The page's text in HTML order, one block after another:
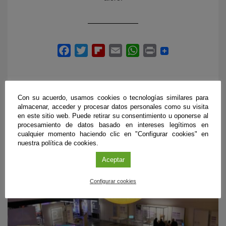
PRÓXIMOS EVENTOS
Con su acuerdo, usamos cookies o tecnologías similares para
almacenar, acceder y procesar datos personales como su visita
en este sitio web. Puede retirar su consentimiento u oponerse al
procesamiento de datos basado en intereses legítimos en
cualquier momento haciendo clic en "Configurar cookies" en
nuestra política de cookies.
Aceptar
Configurar cookies